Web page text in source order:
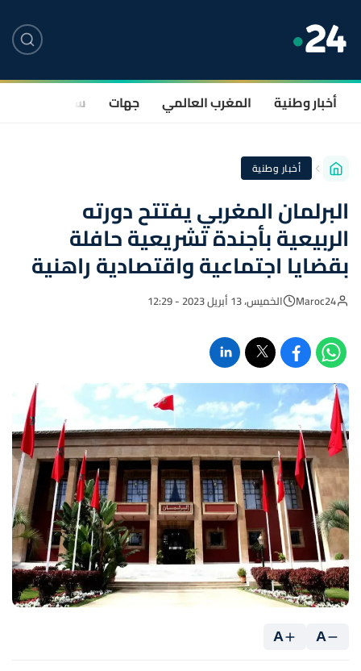
أخبار وطنية المغرب العالمي جهات سياسة
أخبار وطنية
البرلمان المغربي يفتتح دورته
الربيعية بأجندة تشريعية حافلة
بقضايا اجتماعية واقتصادية راهنية
Maroc24 الخميس، 13 أبريل 2023 - 12:29
A
A